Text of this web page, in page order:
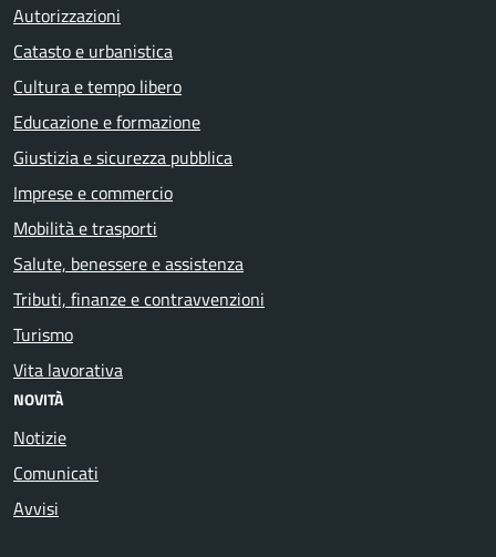
Autorizzazioni
Catasto e urbanistica
Cultura e tempo libero
Educazione e formazione
Giustizia e sicurezza pubblica
Imprese e commercio
Mobilità e trasporti
Salute, benessere e assistenza
Tributi, finanze e contravvenzioni
Turismo
Vita lavorativa
NOVITÀ
Notizie
Comunicati
Avvisi